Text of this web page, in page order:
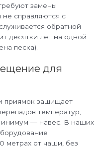
замены
справляются с
обратной
десятки лет на одной
песка).
для
приямок защищает
температур,
— навес. В наших
метрах от чаши, без